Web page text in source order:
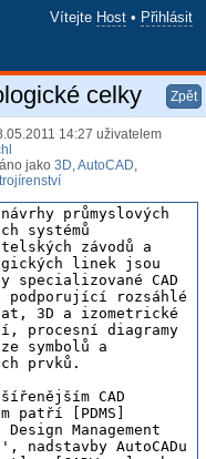
Vítejte Host • Přihlásit
Zpět
celky
14:27 uživatelem
jako 3D,AutoCAD,